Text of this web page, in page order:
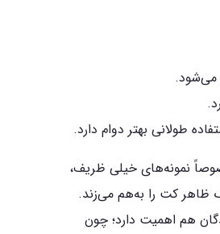
می‌شود.
طولانی بهتر دوام دارد.
نمونه‌های خیلی ظریف،
ظاهر کت را به‌هم می‌زند.
هم اهمیت دارد؛ چون